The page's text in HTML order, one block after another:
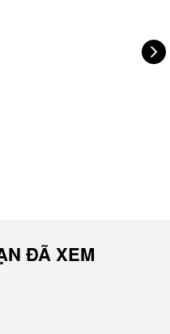
diện mạo của những
và lạ của BST Vans
cụm từ tiếng lóng “Shit
ĐÃ XEM